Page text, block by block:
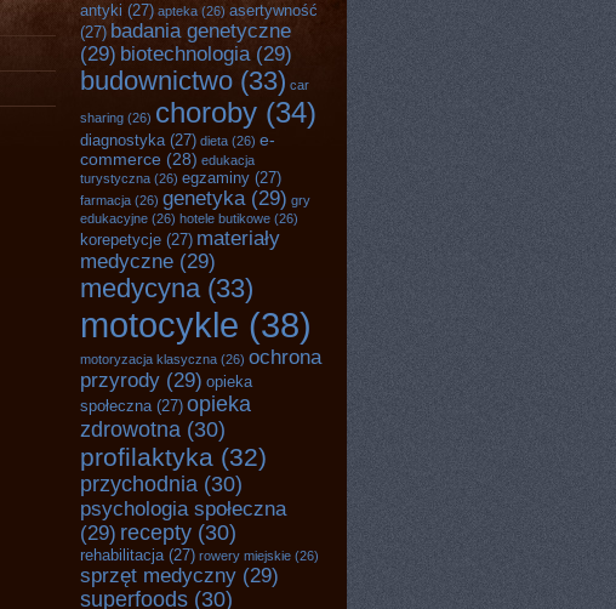
antyki (27) apteka (26) asertywność
(27) badania genetyczne
(29) biotechnologia (29)
budownictwo (33) car
sharing (26) choroby (34)
diagnostyka(27) dieta (26) e-
commerce (28) edukacja
turystyczna (26) egzaminy (27)
farmacja (26) genetyka (29) gry
edukacyjne (26) hotele butikowe (26)
korepetycje (27) materiały
medyczne (29)
medycyna(33)
motocykle (38)
motoryzacja klasyczna (26) ochrona
przyrody (29) opieka
społeczna(27) opieka
zdrowotna (30)
profilaktyka (32)
przychodnia (30)
psychologia społeczna
(29) recepty (30)
rehabilitacja(27) rowery miejskie (26)
sprzęt medyczny (29)
superfoods (30)